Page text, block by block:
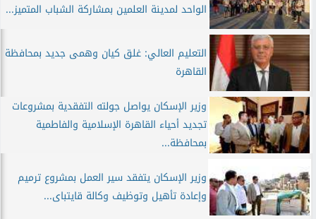
الواحد لمدينة العلمين بمشاركة الشباب المتميز...
التعليم العالي: غلق كيان وهمى جديد بمحافظة
القاهرة
وزير الإسكان يواصل جولته التفقدية بمشروعات
تجديد أحياء القاهرة الإسلامية والفاطمية
بمحافظة...
وزير الإسكان يتفقد سير العمل بمشروع ترميم
وإعادة تأهيل وتوظيف وكالة قايتباى...